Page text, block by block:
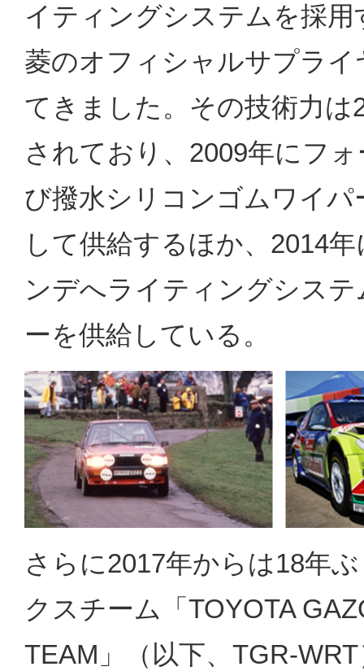
イティングシステムを採
菱のオフィシャルサプラ
てきました。その技術力
されており、2009年にフ
び撥水シリコンゴムワイ
して供給するほか、2014
ンデへライティングシス
ーを供給している。
さらに2017年からは18年
クスチーム「TOYOTA
TEAM」（以下、TGR-